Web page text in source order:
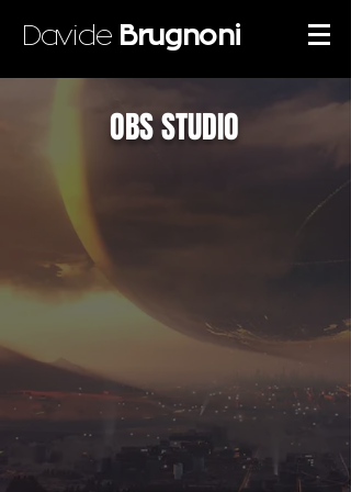
Davide Brugnoni
OBS STUDIO